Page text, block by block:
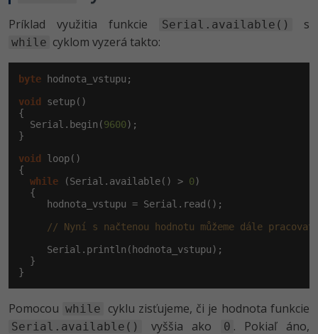
Príklad využitia funkcie Serial.available() s
while cyklom vyzerá takto:
byte hodnota_vstupu;
void
setup()
{
  Serial.begin(
9600);
}
void
loop()
{
while (Serial.available() > 0)
  {
     hodnota_vstupu = Serial.read();
// Nyní s načtenou hodnotu můžeme dále
     Serial.println(hodnota_vstupu);
  }
}
Pomocou while cyklu zisťujeme, či je hodnota funkcie
Serial.available() vyššia ako 0 . Pokiaľ áno,